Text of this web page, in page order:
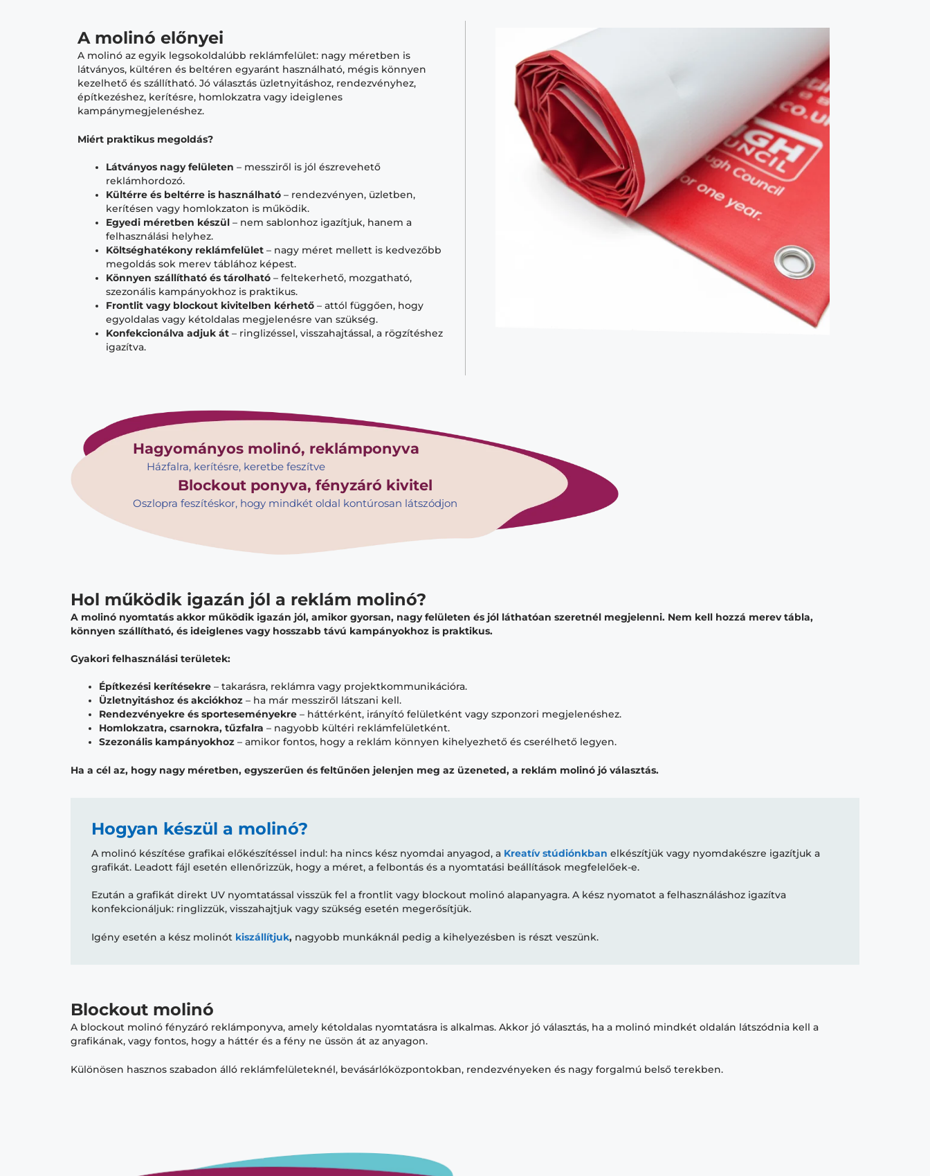
A molinó előnyei
A molinó az egyik legsokoldalúbb reklámfelület: nagy méretben is
látványos, kültéren és beltéren egyaránt használható, mégis könnyen
kezelhető és szállítható. Jó választás üzletnyitáshoz, rendezvényhez,
építkezéshez, kerítésre, homlokzatra vagy ideiglenes
kampánymegjelenéshez.
Miért praktikus megoldás?
Látványos nagy felületen – messziről is jól észrevehető
reklámhordozó.
Kültérre és beltérre is használható– rendezvényen, üzletben,
kerítésen vagy homlokzaton is működik.
Egyedi méretben készül– nem sablonhoz igazítjuk, hanem a
felhasználási helyhez.
Költséghatékony reklámfelület– nagy méret mellett is kedvezőbb
megoldás sok merev táblához képest.
Könnyen szállítható és tárolható– feltekerhető, mozgatható,
szezonális kampányokhoz is praktikus.
Frontlit vagy blockout kivitelben kérhető– attól függően, hogy
egyoldalas vagy kétoldalas megjelenésre van szükség.
Konfekcionálva adjuk át– ringlizéssel, visszahajtással, a rögzítéshez
igazítva.
Hagyományos molinó, reklámponyva
Házfalra, kerítésre, keretbe feszítve
Blockout ponyva, fényzáró kivitel
Oszlopra feszítéskor, hogy mindkét oldal kontúrosan látszódjon
Hol működik igazán jól a reklám molinó?
A molinó nyomtatás akkor működik igazán jól, amikor gyorsan, nagy felületen és jól láthatóan szeretnél megjelenni. Nem kell hozzá merev tábla,
könnyen szállítható, és ideiglenes vagy hosszabb távú kampányokhoz is praktikus.
Gyakori felhasználási területek:
Építkezési kerítésekre– takarásra, reklámra vagy projektkommunikációra.
Üzletnyitáshoz és akciókhoz– ha már messziről látszani kell.
Rendezvényekre és sporteseményekre– háttérként, irányító felületként vagy szponzori megjelenéshez.
Homlokzatra, csarnokra, tűzfalra – nagyobb kültéri reklámfelületként.
Szezonális kampányokhoz– amikor fontos, hogy a reklám könnyen kihelyezhető és cserélhető legyen.
Ha a cél az, hogy nagy méretben, egyszerűen és feltűnően jelenjen meg az üzeneted, a reklám molinó jó választás.
Hogyan készül a molinó?
A molinó készítése grafikai előkészítéssel indul: ha nincs kész nyomdai anyagod, a Kreatív stúdiónkban elkészítjük vagy nyomdakészre igazítjuk a
grafikát. Leadott fájl esetén ellenőrizzük, hogy a méret, a felbontás és a nyomtatási beállítások megfelelőek-e.
Ezután a grafikát direkt UV nyomtatással visszük fel a frontlit vagy blockout molinó alapanyagra. A kész nyomatot a felhasználáshoz igazítva
konfekcionáljuk: ringlizzük, visszahajtjuk vagy szükség esetén megerősítjük.
Igény esetén a kész molinót kiszállítjuk, nagyobb munkáknál pedig a kihelyezésben is részt veszünk.
Blockout molinó
A blockout molinó fényzáró reklámponyva, amely kétoldalas nyomtatásra is alkalmas. Akkor jó választás, ha a molinó mindkét oldalán látszódnia kell a
grafikának, vagy fontos, hogy a háttér és a fény ne üssön át az anyagon.
Különösen hasznos szabadon álló reklámfelületeknél, bevásárlóközpontokban, rendezvényeken és nagy forgalmú belső terekben.